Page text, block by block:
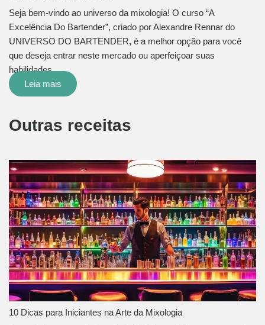
Seja bem-vindo ao universo da mixologia! O curso “A
Excelência Do Bartender”, criado por Alexandre Rennar do
UNIVERSO DO BARTENDER, é a melhor opção para você
que deseja entrar neste mercado ou aperfeiçoar suas
habilidades…
Leia mais
Outras receitas
10 Dicas para Iniciantes na Arte da Mixologia